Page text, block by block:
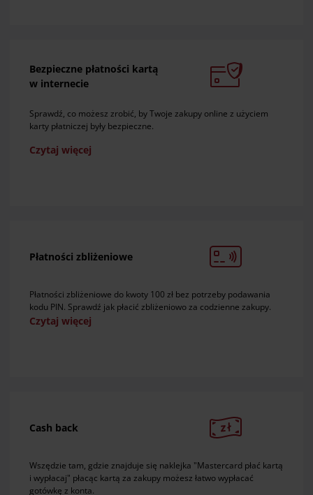
Bezpieczne płatności kartą
w internecie
Sprawdź, co możesz zrobić, by Twoje zakupy online z użyciem
karty płatniczej były bezpieczne.
Czytaj więcej
Płatności zbliżeniowe
Płatności zbliżeniowe do kwoty 100 zł bez potrzeby podawania
kodu PIN. Sprawdź jak płacić zbliżeniowo za codzienne zakupy.
Czytaj więcej
Cash back
Wszędzie tam, gdzie znajduje się naklejka "Mastercard płać kartą
i wypłacaj" płacąc kartą za zakupy możesz łatwo wypłacać
gotówkę z konta.